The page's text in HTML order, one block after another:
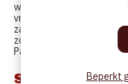
woensdag van 10 tot +/-
vrijdag 10u tot +/- 21u
zaterdag 9u of 10u tot
zondag 9u of 10u tot +/-
Paas- en Zomervakantie
StartdatumBeperkt